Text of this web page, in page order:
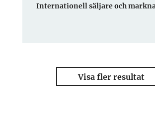
Internationell säljare och
Visa fler resultat